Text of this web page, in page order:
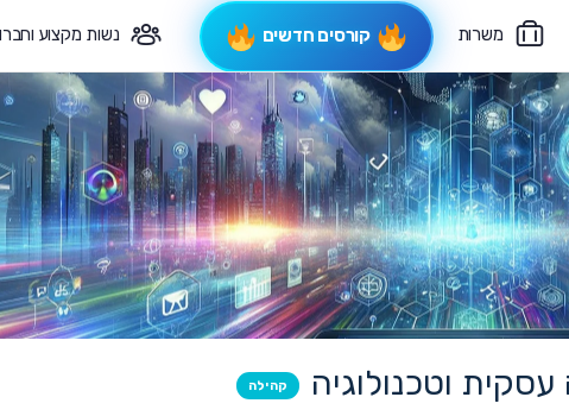
משרות קורסים חדשים נשות מקצוע
פיקוח תורני צרי קשר
עסקית וטכנולוגיה קהילה